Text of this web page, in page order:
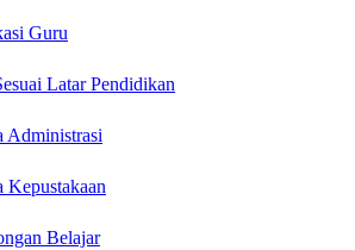
Guru
Latar Pendidikan
Administrasi
Kepustakaan
Belajar